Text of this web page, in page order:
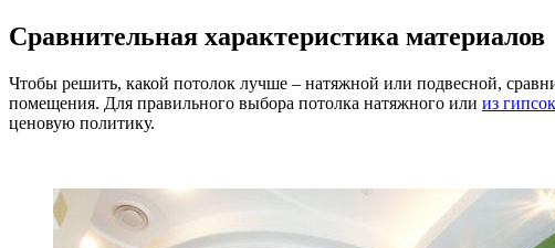
Сравнительная характеристика материалов
Чтобы решить, какой потолок лучше – натяжной или подвесной,
помещения. Для правильного выбора потолка натяжного или из
ценовую политику.